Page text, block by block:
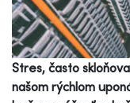
Stres, často
našom rýchlom